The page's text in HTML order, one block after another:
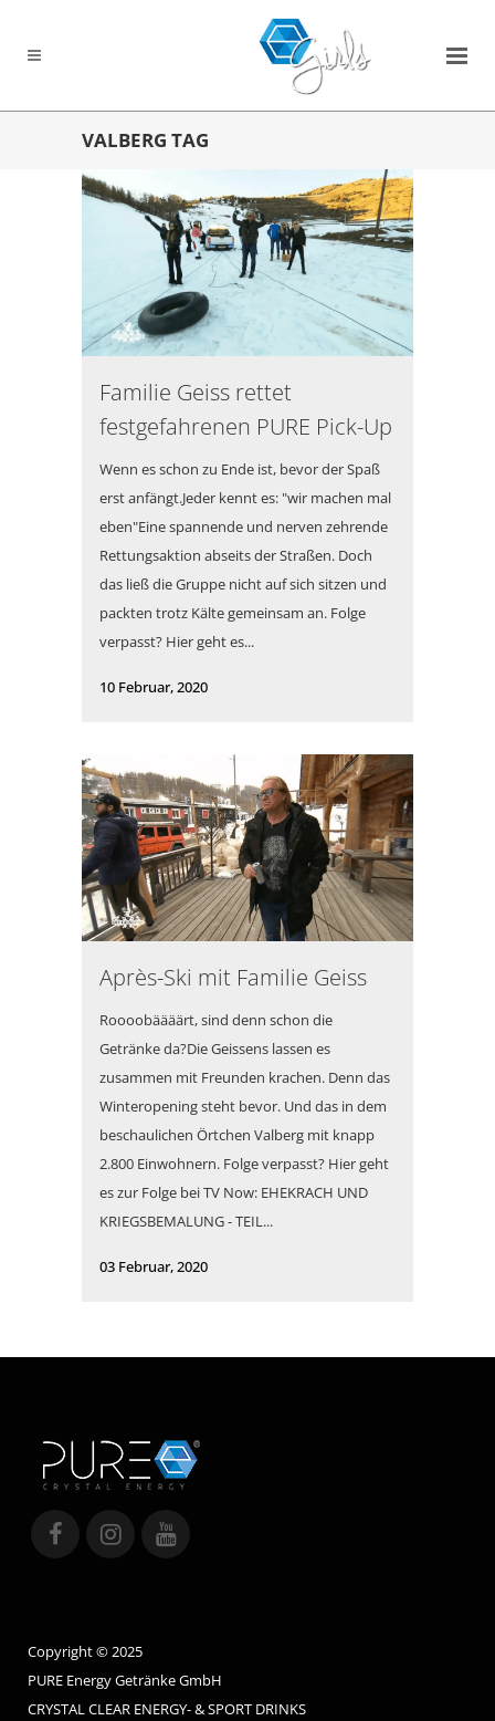
VALBERG TAG
Familie Geiss rettet
festgefahrenen PURE Pick-Up
Wenn es schon zu Ende ist, bevor der Spaß
erst anfängt.Jeder kennt es: "wir machen mal
eben"Eine spannende und nerven zehrende
Rettungsaktion abseits der Straßen. Doch
das ließ die Gruppe nicht auf sich sitzen und
packten trotz Kälte gemeinsam an. Folge
verpasst? Hier geht es...
10 Februar, 2020
Après-Ski mit Familie Geiss
Roooobäääärt, sind denn schon die
Getränke da?Die Geissens lassen es
zusammen mit Freunden krachen. Denn das
Winteropening steht bevor. Und das in dem
beschaulichen Örtchen Valberg mit knapp
2.800 Einwohnern. Folge verpasst? Hier geht
es zur Folge bei TV Now: EHEKRACH UND
KRIEGSBEMALUNG - TEIL...
03 Februar, 2020
Copyright © 2025
PURE Energy Getränke GmbH
CRYSTAL CLEAR ENERGY- & SPORT DRINKS